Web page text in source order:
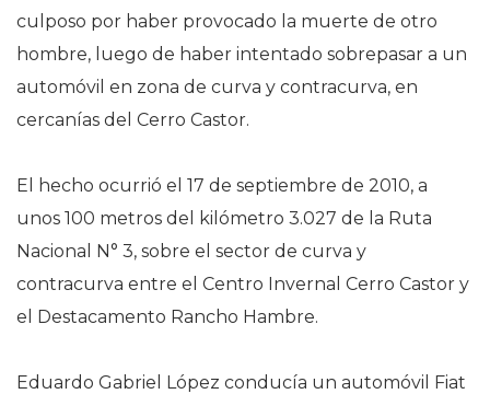
culposo por haber provocado la muerte de otro
hombre, luego de haber intentado sobrepasar a un
automóvil en zona de curva y contracurva, en
cercanías del Cerro Castor.
El hecho ocurrió el 17 de septiembre de 2010, a
unos 100 metros del kilómetro 3.027 de la Ruta
Nacional N° 3, sobre el sector de curva y
contracurva entre el Centro Invernal Cerro Castor y
el Destacamento Rancho Hambre.
Eduardo Gabriel López conducía un automóvil Fiat